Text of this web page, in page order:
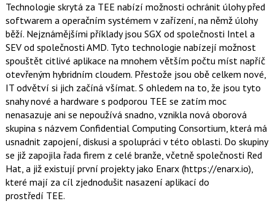
Technologie skrytá za TEE nabízí možnosti ochránit úlohy před
softwarem a operačním systémem v zařízení, na němž úlohy
běží. Nejznámějšími příklady jsou SGX od společnosti Intel a
SEV od společnosti AMD. Tyto technologie nabízejí možnost
spouštět citlivé aplikace na mnohem větším počtu míst napříč
otevřeným hybridním cloudem. Přestože jsou obě celkem nové,
IT odvětví si jich začíná všímat. S ohledem na to, že jsou tyto
snahy nové a hardware s podporou TEE se zatím moc
nenasazuje ani se nepoužívá snadno, vznikla nová oborová
skupina s názvem Confidential Computing Consortium, která má
usnadnit zapojení, diskusi a spolupráci v této oblasti. Do skupiny
se již zapojila řada firem z celé branže, včetně společnosti Red
Hat, a již existují první projekty jako Enarx (https://enarx.io),
které mají za cíl zjednodušit nasazení aplikací do
prostředí TEE.